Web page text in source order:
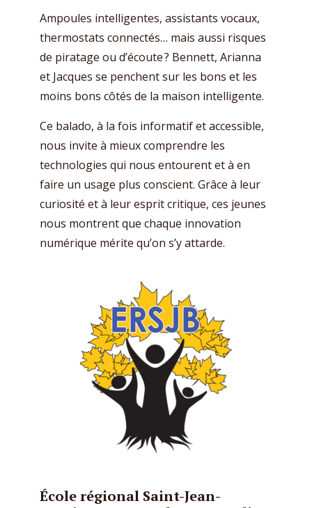
Ampoules intelligentes, assistants vocaux,
thermostats connectés… mais aussi risques
de piratage ou d’écoute ? Bennett, Arianna
et Jacques se penchent sur les bons et les
moins bons côtés de la maison intelligente.
Ce balado, à la fois informatif et accessible,
nous invite à mieux comprendre les
technologies qui nous entourent et à en
faire un usage plus conscient. Grâce à leur
curiosité et à leur esprit critique, ces jeunes
nous montrent que chaque innovation
numérique mérite qu’on s’y attarde.
École régional Saint-Jean-